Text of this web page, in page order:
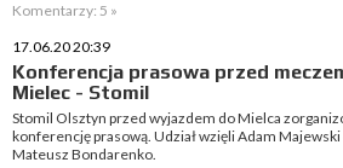
Komentarzy: 5 »
17.06.20 20:39
Konferencja prasowa przed
Mielec - Stomil
Stomil Olsztyn przed wyjazdem do Mielca
konferencję prasową. Udział wzięli Adam Majewski
Mateusz Bondarenko.